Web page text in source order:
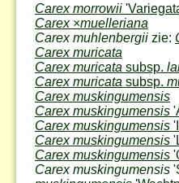
Carex morrowii
Carex ×muelleriana
Carex muhlenbergii zie:
Carex muricata
Carex muricata subsp.
Carex muricata subsp.
Carex muskingumensis
Carex muskingumensis
Carex muskingumensis
Carex muskingumensis
Carex muskingumensis
Carex muskingumensis